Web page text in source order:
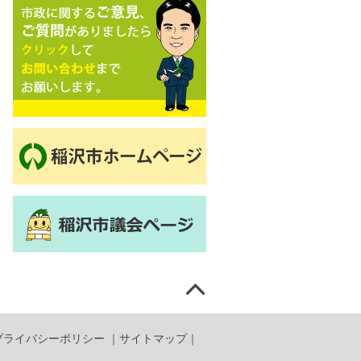
ライバシーポリシー ｜ サイトマップ｜